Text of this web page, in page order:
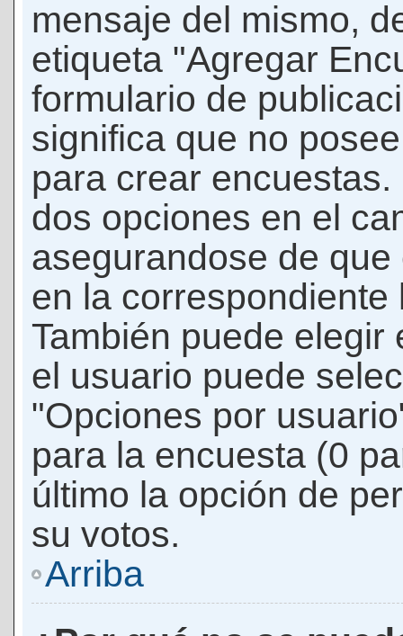
mensaje del mismo,
etiqueta "Agregar
formulario de
significa que no
para crear
dos opciones en el
asegurandose de
en la
También puede
el usuario puede
"Opciones por
para la encuesta (0
último la opción de
su votos.
Arriba